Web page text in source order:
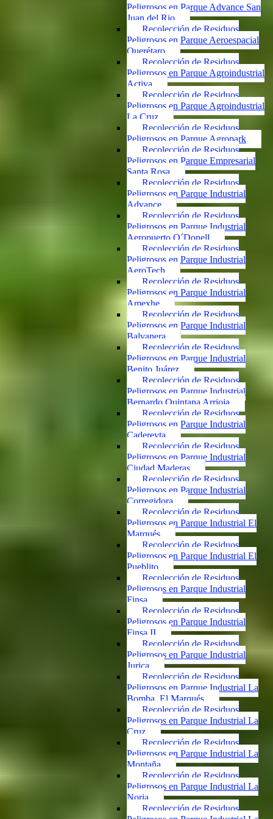
Peligrosos en Parque Advance San
Juan del Rio
Recolección de Residuos
Peligrosos en Parque Aeroespacial
Querétaro
Recolección de Residuos
Peligrosos en Parque Agroindustrial
Activa
Recolección de Residuos
Peligrosos en Parque Agroindustrial
La Cruz
Recolección de Residuos
Peligrosos en Parque Agropark
Recolección de Residuos
Peligrosos en Parque Empresarial
Santa Rosa
Recolección de Residuos
Peligrosos en Parque Industrial
Advance
Recolección de Residuos
Peligrosos en Parque Industrial
Aeropuerto O´Donell
Recolección de Residuos
Peligrosos en Parque Industrial
AeroTech
Recolección de Residuos
Peligrosos en Parque Industrial
Amexhe
Recolección de Residuos
Peligrosos en Parque Industrial
Balvanera
Recolección de Residuos
Peligrosos en Parque Industrial
Benito Juárez
Recolección de Residuos
Peligrosos en Parque Industrial
Bernardo Quintana Arrioja
Recolección de Residuos
Peligrosos en Parque Industrial
Cadereyta
Recolección de Residuos
Peligrosos en Parque Industrial
Ciudad Maderas
Recolección de Residuos
Peligrosos en Parque Industrial
Corregidora
Recolección de Residuos
Peligrosos en Parque Industrial El
Marqués
Recolección de Residuos
Peligrosos en Parque Industrial El
Pueblito
Recolección de Residuos
Peligrosos en Parque Industrial
Finsa
Recolección de Residuos
Peligrosos en Parque Industrial
Finsa II
Recolección de Residuos
Peligrosos en Parque Industrial
Jurica
Recolección de Residuos
Peligrosos en Parque Industrial La
Bomba, El Marqués
Recolección de Residuos
Peligrosos en Parque Industrial La
Cruz
Recolección de Residuos
Peligrosos en Parque Industrial La
Montaña
Recolección de Residuos
Peligrosos en Parque Industrial La
Noria
Recolección de Residuos